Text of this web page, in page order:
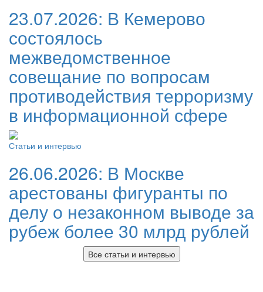
23.07.2026: В Кемерово
состоялось
межведомственное
совещание по вопросам
противодействия терроризму
в информационной сфере
Статьи и интервью
26.06.2026: В Москве
арестованы фигуранты по
делу о незаконном выводе за
рубеж более 30 млрд рублей
Все статьи и интервью